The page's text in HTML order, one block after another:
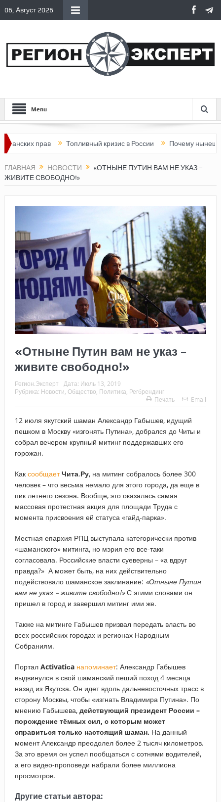
06, Август 2026
Menu
прав Топливный кризис в России Почему нынешняя
ГЛАВНАЯ НОВОСТИ
«ОТНЫНЕ ПУТИН ВАМ НЕ УКАЗ –
ЖИВИТЕ СВОБОДНО!»
«Отныне Путин вам не указ –
живите свободно!»
Регион.Эксперт Дата: Июль 13, 2019
Рубрика: Новости Общество Политика Регбрендинг
Печать
Email
12 июля якутский шаман Александр Габышев, идущий
пешком в Москву «изгонять Путина», добрался до Читы и
собрал вечером крупный митинг поддержавших его
горожан.
Как сообщает Чита.Ру, на митинг собралось более 300
человек – что весьма немало для этого города, да еще в
пик летнего сезона. Вообще, это оказалась самая
массовая протестная акция для площади Труда с
момента присвоения ей статуса «гайд-парка».
Местная епархия РПЦ выступала категорически против
«шаманского» митинга, но мэрия его все-таки
согласовала. Российские власти суеверны – «а вдруг
правда?» А может быть, на них действительно
подействовало шаманское заклинание: «Отныне Путин
вам не указ – живите свободно!»С этими словами он
пришел в город и завершил митинг ими же.
Также на митинге Габышев призвал передать власть во
всех российских городах и регионах Народным
Собраниям.
Портал Activatiсa напоминает: Александр Габышев
выдвинулся в свой шаманский пеший поход 4 месяца
назад из Якутска. Он идет вдоль дальневосточных трасс в
сторону Москвы, чтобы «изгнать Владимира Путина». По
мнению Габышева, действующий президент России –
порождение тёмных сил, с которым может
справиться только настоящий шаман. На данный
момент Александр преодолел более 2 тысяч километров.
За это время он успел пообщаться с сотнями водителей,
а его видео-проповеди набрали более миллиона
просмотров.
Другие статьи автора: